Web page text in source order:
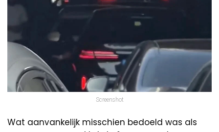
Screenshot
Wat aanvankelijk misschien bedoeld was als